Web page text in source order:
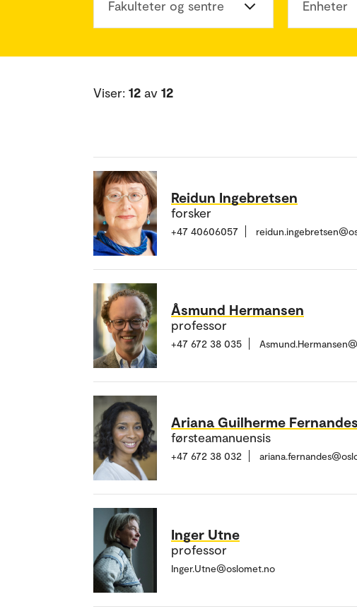
Fakulteter og sentre Enheter
Viser: 12 av 12
Reidun Ingebretsen
forsker
+47 40606057
Åsmund Hermansen
professor
+47 672 38 035
Ariana Guilherme Fernandes
førsteamanuensis
+47 672 38 032
Inger Utne
professor
Inger.Utne@oslomet.no